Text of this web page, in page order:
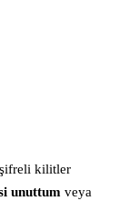
şifreli kilitler
unuttum veya